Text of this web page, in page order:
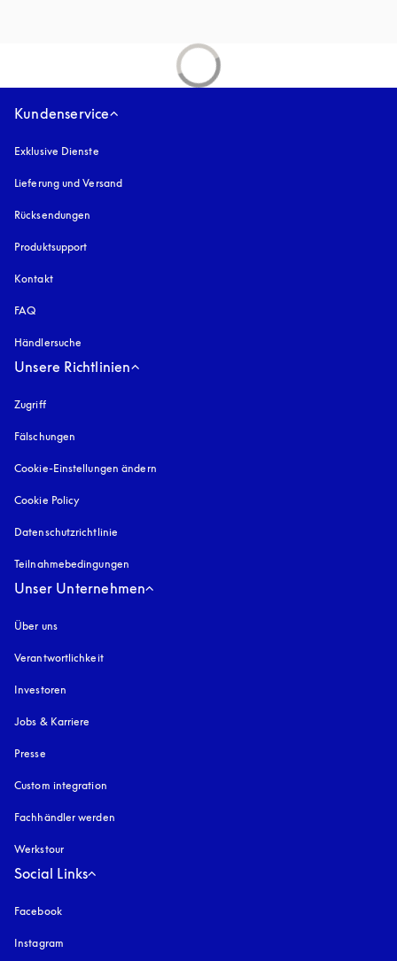
Kundenservice
Exklusive Dienste
Lieferung und Versand
Rücksendungen
Produktsupport
Kontakt
FAQ
Händlersuche
Unsere Richtlinien
Zugrifföffnet sich in einem neuen Tab
Fälschungen
Cookie-Einstellungen ändern
Cookie Policy
Datenschutzrichtlinie
Teilnahmebedingungen
Unser Unternehmen
Über uns
Verantwortlichkeit
Investoren
Jobs & Karriere
Presse
Custom integration
Fachhändler werden
Werkstour
Social Links
Facebook
Instagram